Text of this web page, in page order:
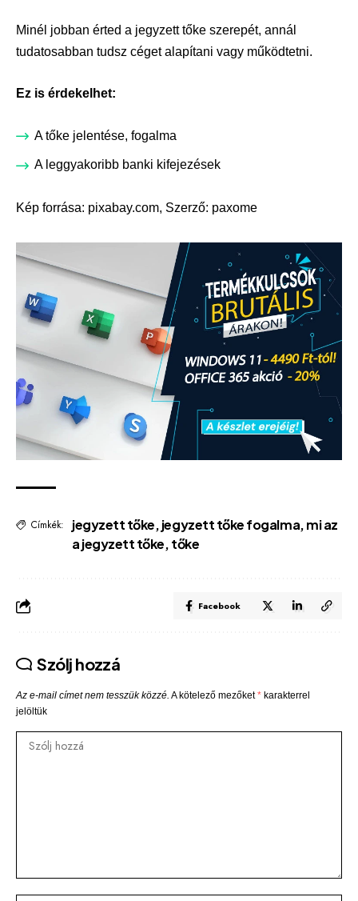
Minél jobban érted a jegyzett tőke szerepét, annál
tudatosabban tudsz céget alapítani vagy működtetni.
Ez is érdekelhet:
A tőke jelentése, fogalma
A leggyakoribb banki kifejezések
Kép forrása: pixabay.com, Szerző: paxome
Címkék: jegyzett tőke,jegyzett tőke fogalma,mi az
a jegyzett tőke,tőke
Facebook
Szólj hozzá
Az e-mail címet nem tesszük közzé. A kötelező mezőket* karakterrel
jelöltük